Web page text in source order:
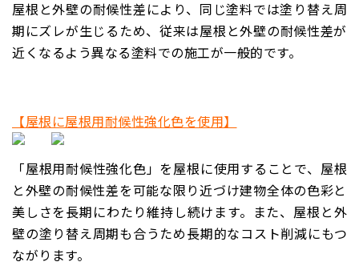
屋根と外壁の耐候性差により、同じ塗料では塗り替え周
期にズレが生じるため、従来は屋根と外壁の耐候性差が
近くなるよう異なる塗料での施工が一般的です。
【屋根に屋根用耐候性強化色を使用】
「屋根用耐候性強化色」を屋根に使用することで、屋根
と外壁の耐候性差を可能な限り近づけ建物全体の色彩と
美しさを長期にわたり維持し続けます。また、屋根と外
壁の塗り替え周期も合うため長期的なコスト削減にもつ
ながります。